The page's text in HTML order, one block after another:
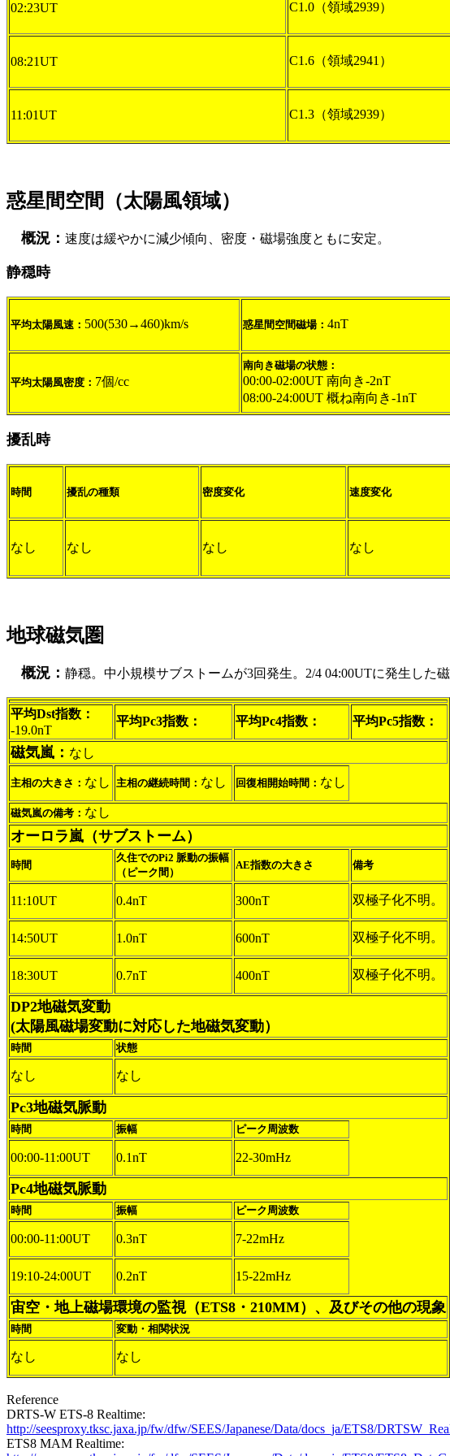
02:23UT C1.0（領域2939）
08:21UT C1.6（領域2941）
11:01UT C1.3（領域2939）
惑星間空間（太陽風領域）
概況： 速度は緩やかに減少傾向、密度・磁場強度ともに安定。
静穏時
平均太陽風速： 500(530→460)km/s 惑星間空間磁場： 4nT
平均太陽風密度： 7個/cc
南向き磁場の状態：
00:00-02:00UT 南向き-2nT
08:00-24:00UT 概ね南向き-1nT
擾乱時
時間 擾乱の種類 密度変化 速度変化
なし なし なし なし
地球磁気圏
概況： 静穏。中小規模サブストームが3回発生。2/4 04:00UTに発生した
平均Dst指数：
-19.0nT
平均Pc3指数： 平均Pc4指数： 平均Pc5指数：
磁気嵐： なし
主相の大きさ： なし 主相の継続時間： なし 回復相開始時間： なし
磁気嵐の備考： なし
オーロラ嵐（サブストーム）
時間
久住でのPi2 脈動の振幅
（ピーク間）
AE指数の大きさ 備考
11:10UT 0.4nT 300nT 双極子化不明。
14:50UT 1.0nT 600nT 双極子化不明。
18:30UT 0.7nT 400nT 双極子化不明。
DP2地磁気変動
(太陽風磁場変動に対応した地磁気変動）
時間 状態
なし なし
Pc3地磁気脈動
時間 振幅 ピーク周波数
00:00-11:00UT 0.1nT 22-30mHz
Pc4地磁気脈動
時間 振幅 ピーク周波数
00:00-11:00UT 0.3nT 7-22mHz
19:10-24:00UT 0.2nT 15-22mHz
宙空・地上磁場環境の監視（ETS8・210MM）、及びその他の現象
時間 変動・相関状況
なし なし
Reference
DRTS-W ETS-8 Realtime:
http://seesproxy.tksc.jaxa.jp/fw/dfw/SEES/Japanese/Data/docs_ja/ETS8/
ETS8 MAM Realtime: